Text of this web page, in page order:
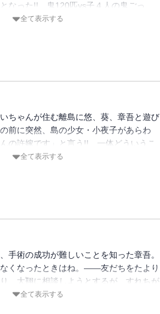
なった!! 鬼120匹vs子４人の鬼ごっ
学校で、逃げ場のなくなったその
全て表示する
ちゃんが住む離島に悠、葵、章吾と遊び
前に突然、島の少女・小夜子があらわ
の許嫁です」と言う!! 一体どういうこ
夏の・・・！ 人気の鬼ごっこシリーズ
全て表示する
手術の成功が難しいことを知った章吾。
なくなったときはね。――友だちをたより
、大翔に相談しようとするが、すれちが
る。少しずつ章吾の様子がおかしくな
全て表示する